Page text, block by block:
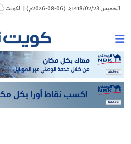
Skip
to
الخميس 1448/02/23هـ (06-08-2026م) | الكويت